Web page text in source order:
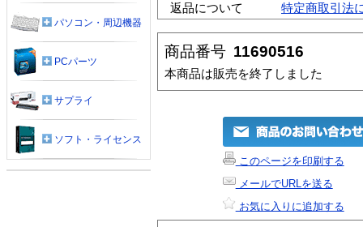
返品について
特定商取引法
商品番号 11690516
本商品は販売を終了しました
このページを印刷する
メールでURLを送る
お気に入りに追加する
パソコン・周辺機器
PCパーツ
サプライ
ソフト・ライセンス